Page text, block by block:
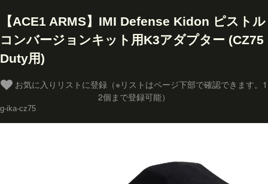
【ACE1 ARMS】IMI Defense Kidon ピストル
コンバージョンキット用K3アダプター (CZ75
Duty用)
2個まで登録可能）
g-ika-cz75